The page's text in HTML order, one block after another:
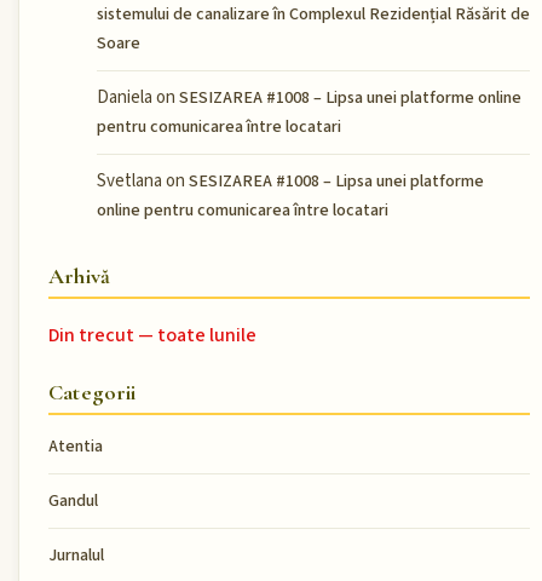
sistemului de canalizare în Complexul Rezidențial Răsărit de
Soare
Danielaon SESIZAREA #1008 – Lipsa unei platforme online
pentru comunicarea între locatari
Svetlanaon SESIZAREA #1008 – Lipsa unei platforme
online pentru comunicarea între locatari
Arhivă
Din trecut — toate lunile
Categorii
Atentia
Gandul
Jurnalul